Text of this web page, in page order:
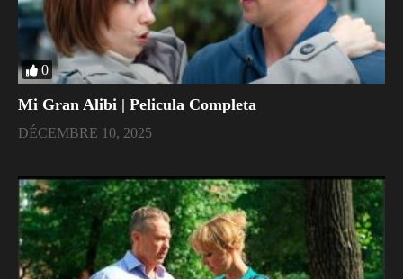
0
Mi Gran Alibi | Pelicula Completa
DÉCEMBRE 10, 2025